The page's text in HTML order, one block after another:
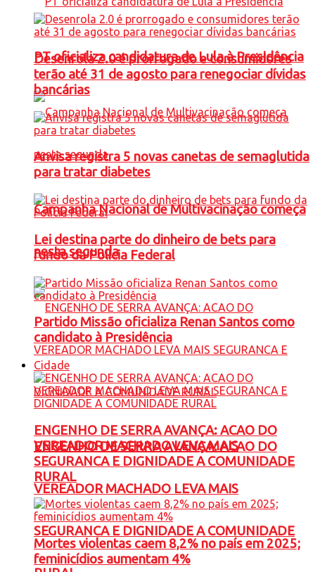
PT oficializa candidatura de Lula à Presidência
Campanha Nacional de Multivacinação começa
nesta segunda
ENGENHO DE SERRA AVANÇA: ACAO DO
VEREADOR MACHADO LEVA MAIS
SEGURANCA E DIGNIDADE A COMUNIDADE
Desenrola 2.0 é prorrogado e consumidores
terão até 31 de agosto para renegociar dívidas
bancárias
Anvisa registra 5 novas canetas de semaglutida
para tratar diabetes
Lei destina parte do dinheiro de bets para
fundo da Polícia Federal
Partido Missão oficializa Renan Santos como
candidato à Presidência
Cidade
ENGENHO DE SERRA AVANÇA: ACAO DO
VEREADOR MACHADO LEVA MAIS
SEGURANCA E DIGNIDADE A COMUNIDADE
RURAL
Mortes violentas caem 8,2% no país em 2025;
feminicídios aumentam 4%